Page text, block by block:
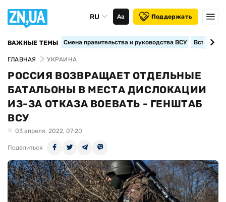
RU Аа Поддержать
ВАЖНЫЕ ТЕМЫ Смена правительства и руководства ВСУ
ГЛАВНАЯ УКРАИНА
РОССИЯ ВОЗВРАЩАЕТ ОТДЕЛЬНЫЕ
БАТАЛЬОНЫ В МЕСТА ДИСЛОКАЦИИ
ИЗ-ЗА ОТКАЗА ВОЕВАТЬ - ГЕНШТАБ
ВСУ
03 апреля, 2022, 07:20
Поделиться